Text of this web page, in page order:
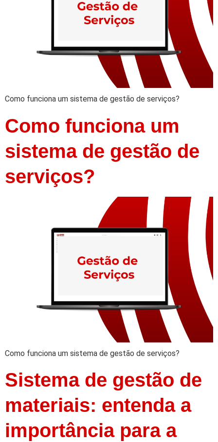
Como funciona um sistema de gestão de serviços?
Como funciona um
sistema de gestão de
serviços?
Como funciona um sistema de gestão de serviços?
Sistema de gestão de
materiais: entenda a
importância para a